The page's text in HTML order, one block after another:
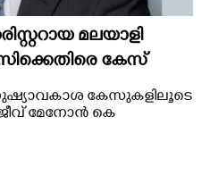
മലയാളി
കേസ്
കേസുകളിലൂടെ
മേനോൻ കെ